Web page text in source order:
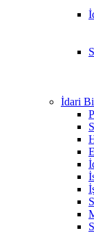
İdari